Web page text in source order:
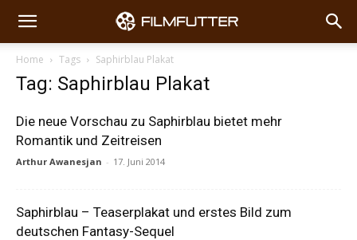
Home Tags Saphirblau Plakat
Tag: Saphirblau Plakat
Die neue Vorschau zu Saphirblau bietet mehr
Romantik und Zeitreisen
Arthur Awanesjan - 17. Juni 2014
Saphirblau – Teaserplakat und erstes Bild zum
deutschen Fantasy-Sequel